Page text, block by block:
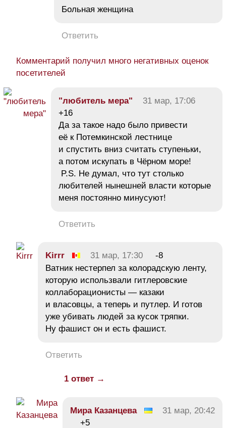
Больная женщина
Ответить
Комментарий получил много негативных оценок
посетителей
"любитель мера"
31 мар, 17:06
+16
Да за такое надо было привести
её к Потемкинской лестнице
и спустить вниз считать ступеньки,
а потом искупать в Чёрном море!
P.S. Не думал, что тут столько
любителей нынешней власти которые
меня постоянно минусуют!
Ответить
Kirrr 31 мар, 17:30
-8
Ватник нестерпел за колорадскую ленту,
которую использвали гитлеровские
коллаборационисты — казаки
и власовцы, а теперь и путлер. И готов
уже убивать людей за кусок тряпки.
Ну фашист он и есть фашист.
Ответить
1 ответ →
Мира Казанцева
31 мар, 20:42
+5